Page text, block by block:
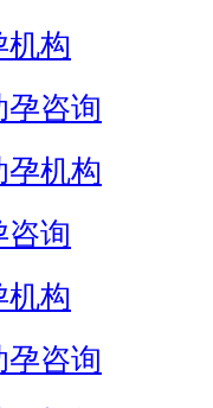
机构
孕咨询
孕机构
咨询
机构
孕咨询